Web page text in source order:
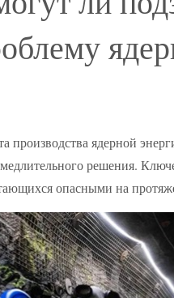
производства ядерной
решения.
опасными на